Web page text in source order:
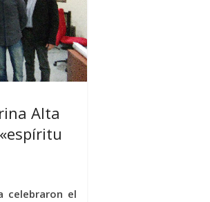
Alta
celebraron el